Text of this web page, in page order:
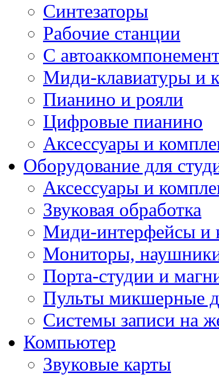
Синтезаторы
Рабочие станции
С
Миди-клавиатуры и
Пианино и рояли
Цифровые пианино
Аксессуары и
Оборудование для
Аксессуары и
Звуковая обработка
Миди-интерфейсы и
Мониторы,
Порта-студии и
Пульты микшерные
Системы записи на
Компьютер
Звуковые карты